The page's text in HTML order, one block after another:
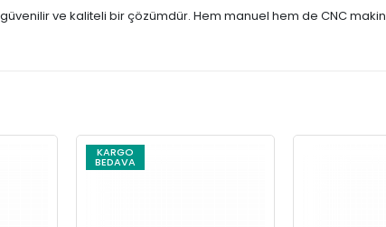
ve kaliteli bir çözümdür. Hem manuel hem de CNC
KARGO
BEDAVA